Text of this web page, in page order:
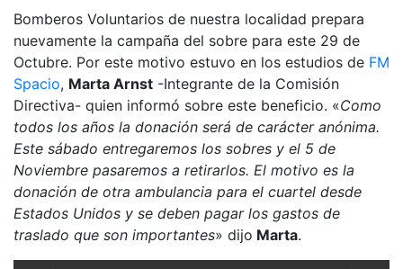
Bomberos Voluntarios de nuestra localidad prepara
nuevamente la campaña del sobre para este 29 de
Octubre. Por este motivo estuvo en los estudios de FM
Spacio, Marta Arnst -Integrante de la Comisión
Directiva- quien informó sobre este beneficio. «Como
todos los años la donación será de carácter anónima.
Este sábado entregaremos los sobres y el 5 de
Noviembre pasaremos a retirarlos. El motivo es la
donación de otra ambulancia para el cuartel desde
Estados Unidos y se deben pagar los gastos de
traslado que son importantes» dijo Marta.